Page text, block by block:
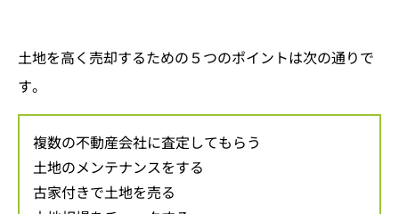
土地を高く売却するための５つのポイントは次の通りで
す。
複数の不動産会社に査定してもらう
土地のメンテナンスをする
古家付きで土地を売る